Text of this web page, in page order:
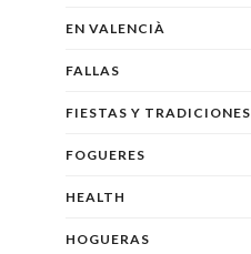
EN VALENCIÀ
FALLAS
FIESTAS Y TRADICIONES
FOGUERES
HEALTH
HOGUERAS